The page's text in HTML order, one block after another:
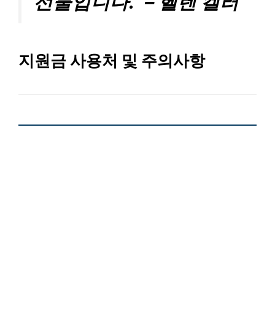
지원금 사용처 및 주의사항